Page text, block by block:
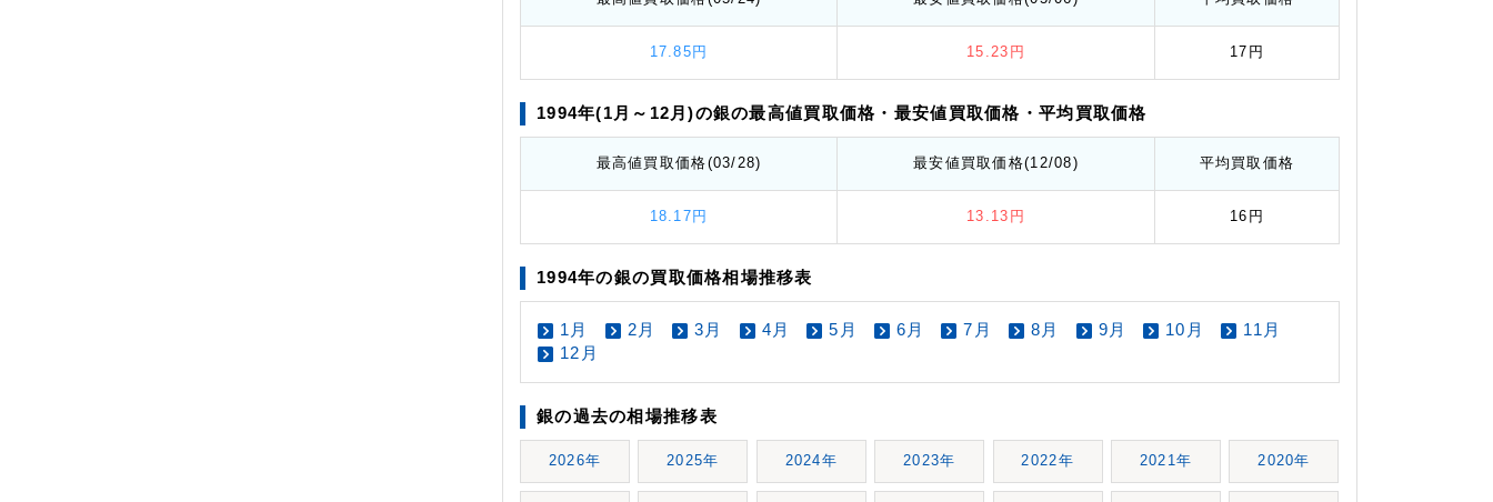
17.85円 15.23円 17円
1994年(1月～12月)の銀の最高値買取価格 ・最安値買取価格 ・平均買取価格
最高値買取価格(03/28) 最安値買取価格(12/08) 平均 買取価格
18.17円 13.13円 16円
1994年の銀の買取価格相場推移表
1月 2月 3月 4月 5月 6月 7月 8月 9月 10月
11月
12月
銀の過去の相場推移表
2026年 2025年 2024年 2023年 2022年 2021年 2020年